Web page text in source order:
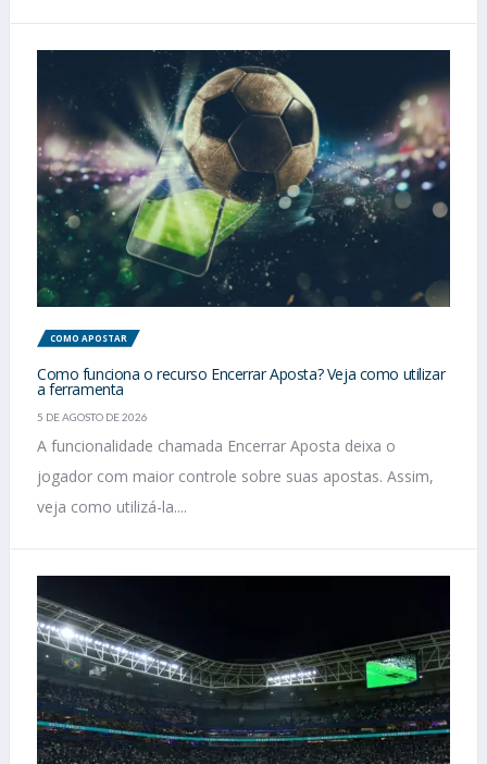
COMO APOSTAR
Como funciona o recurso Encerrar Aposta? Veja como utilizar
a ferramenta
5 DE AGOSTO DE 2026
A funcionalidade chamada Encerrar Aposta deixa o
jogador com maior controle sobre suas apostas. Assim,
veja como utilizá-la....